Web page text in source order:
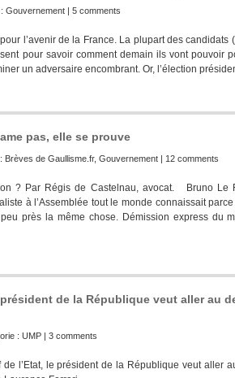
Gouvernement | 5 comments
l’avenir de la France. La plupart des candidats
pour savoir comment demain ils vont pouvoir
un adversaire encombrant. Or, l’élection
pas, elle se prouve
Brèves de Gaullisme.fr, Gouvernement | 12 comments
? Par Régis de Castelnau, avocat. Bruno Le
à l’Assemblée tout le monde connaissait
près la même chose. Démission express du
de la République veut aller au
: UMP | 3 comments
l’Etat, le président de la République veut aller